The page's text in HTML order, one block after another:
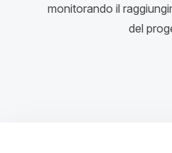
monitorando il
del